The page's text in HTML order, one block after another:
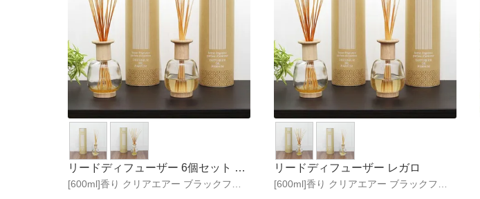
[600ml]香り クリアエアー ブラックフォ
リードディフューザー 6個セット レ
ガロ
[600ml]香り クリアエアー ブラックフォ
リードディフューザー レガロ